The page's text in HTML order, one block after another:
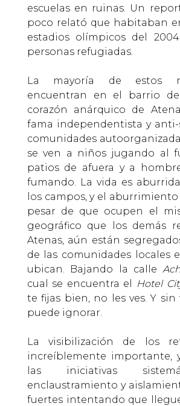
escuelas en ruinas. Un
poco relató que habitaban
estadios olímpicos del
personas refugiadas.
La mayoría de estos
encuentran en el barrio de
corazón anárquico de
fama independentista y anti-
comunidades
se ven a niños jugando al
patios de afuera y a
fumando. La vida es
los campos, y el aburrimiento
pesar de que ocupen el
geográfico que los demás
Atenas, aún están
de las comunidades locales
ubican. Bajando la calle
cual se encuentra el
Hotel
te fijas bien, no les ves. Y sin
puede ignorar.
La visibilización de los
increíblemente importante,
las iniciativas
enclaustramiento y
fuertes intentando que